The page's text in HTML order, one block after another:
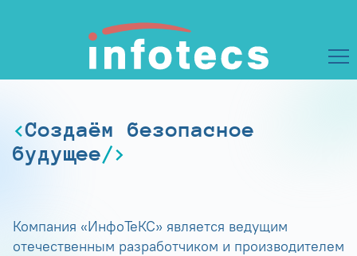
Создаём безопасное
будущее
Компания «ИнфоТеКС» является ведущим
отечественным разработчиком и производителем